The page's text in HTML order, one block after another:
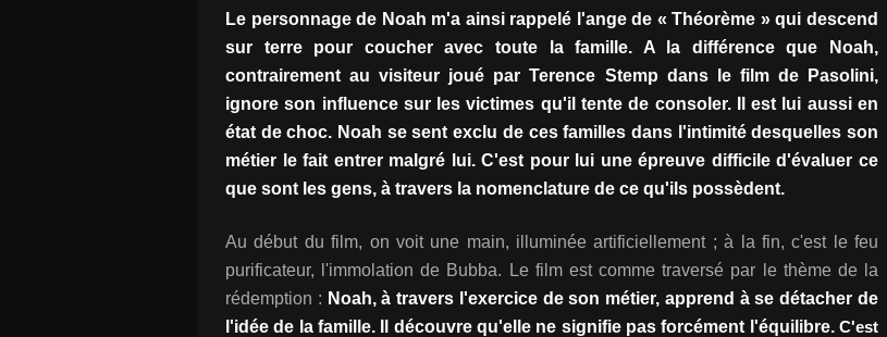
Le personnage de Noah m'a ainsi rappelé l'ange de « Théorème » qui descend
sur terre pour coucher avec toute la famille. A la différence que Noah,
contrairement au visiteur joué par Terence Stemp dans le film de Pasolini,
ignore son influence sur les victimes qu'il tente de consoler. Il est lui aussi en
état de choc. Noah se sent exclu de ces familles dans l'intimité desquelles son
métier le fait entrer malgré lui. C'est pour lui une épreuve difficile d'évaluer ce
que sont les gens, à travers la nomenclature de ce qu'ils possèdent.
Au début du film, on voit une main, illuminée artificiellement ; à la fin, c'est le feu
purificateur, l'immolation de Bubba. Le film est comme traversé par le thème de la
rédemption : Noah, à travers l'exercice de son métier, apprend à se détacher de
l'idée de la famille. Il découvre qu'elle ne signifie pas forcément l'équilibre. C'est